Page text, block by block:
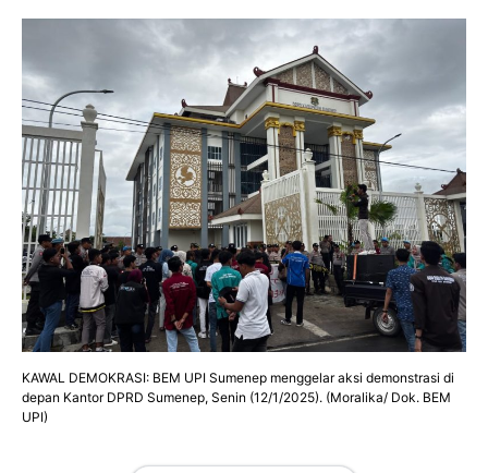
KAWAL DEMOKRASI: BEM UPI Sumenep menggelar aksi demonstrasi di
depan Kantor DPRD Sumenep, Senin (12/1/2025). (Moralika/ Dok. BEM
UPI)